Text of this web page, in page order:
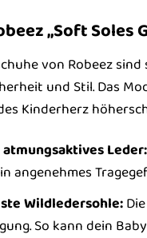
„Soft Soles
von Robeez
und Stil. Das
Kinderherz
Leder:
angenehmes
Wildledersohle:
So kann dein